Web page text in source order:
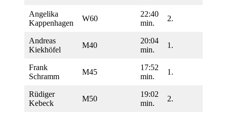
Angelika
Kappenhagen
W60
22:40
min.
2.
Andreas
Kiekhöfel
M40
20:04
min.
1.
Frank
Schramm
M45
17:52
min.
1.
Rüdiger
Kebeck
M50
19:02
min.
2.